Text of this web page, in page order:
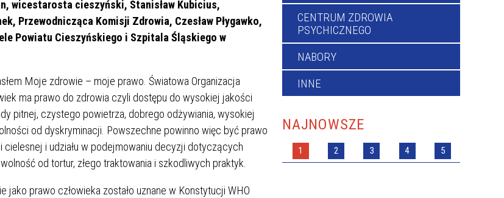
wicestarosta cieszyński, Stanisław Kubicius,
Przewodnicząca Komisji Zdrowia, Czesław Płygawko,
Powiatu Cieszyńskiego i Szpitala Śląskiego w
Moje zdrowie – moje prawo. Światowa Organizacja
ma prawo do zdrowia czyli dostępu do wysokiej jakości
pitnej, czystego powietrza, dobrego odżywiania, wysokiej
od dyskryminacji. Powszechne powinno więc być prawo
cielesnej i udziału w podejmowaniu decyzji dotyczących
od tortur, złego traktowania i szkodliwych praktyk.
prawo człowieka zostało uznane w Konstytucji WHO
CENTRUM ZDROWIA
PSYCHICZNEGO
NABORY
INNE
NAJNOWSZE
1 2 3 4 5